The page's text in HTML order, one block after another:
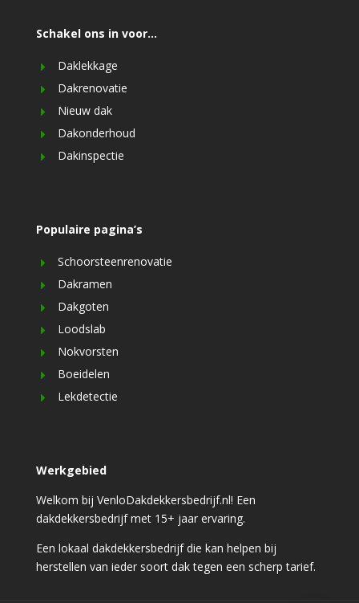
Schakel ons in voor…
Daklekkage
Dakrenovatie
Nieuw dak
Dakonderhoud
Dakinspectie
Populaire pagina’s
Schoorsteenrenovatie
Dakramen
Dakgoten
Loodslab
Nokvorsten
Boeidelen
Lekdetectie
Werkgebied
Welkom bij VenloDakdekkersbedrijf.nl! Een
dakdekkersbedrijf met 15+ jaar ervaring.
Een lokaal dakdekkersbedrijf die kan helpen bij
herstellen van ieder soort dak tegen een scherp tarief.